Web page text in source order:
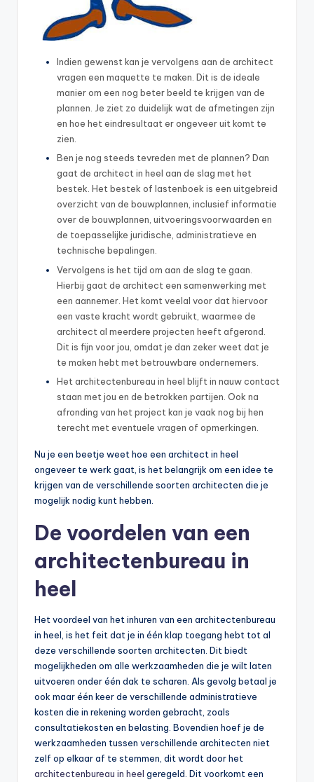
Indien gewenst kan je vervolgens aan de architect
vragen een maquette te maken. Dit is de ideale
manier om een nog beter beeld te krijgen van de
plannen. Je ziet zo duidelijk wat de afmetingen zijn
en hoe het eindresultaat er ongeveer uit komt te
zien.
Ben je nog steeds tevreden met de plannen? Dan
gaat de architect in heel aan de slag met het
bestek. Het bestek of lastenboek is een uitgebreid
overzicht van de bouwplannen, inclusief informatie
over de bouwplannen, uitvoeringsvoorwaarden en
de toepasselijke juridische, administratieve en
technische bepalingen.
Vervolgens is het tijd om aan de slag te gaan.
Hierbij gaat de architect een samenwerking met
een aannemer. Het komt veelal voor dat hiervoor
een vaste kracht wordt gebruikt, waarmee de
architect al meerdere projecten heeft afgerond.
Dit is fijn voor jou, omdat je dan zeker weet dat je
te maken hebt met betrouwbare ondernemers.
Het architectenbureau in heel blijft in nauw contact
staan met jou en de betrokken partijen. Ook na
afronding van het project kan je vaak nog bij hen
terecht met eventuele vragen of opmerkingen.
Nu je een beetje weet hoe een architect in heel
ongeveer te werk gaat, is het belangrijk om een idee te
krijgen van de verschillende soorten architecten die je
mogelijk nodig kunt hebben.
De voordelen van een
architectenbureau in
heel
Het voordeel van het inhuren van een architectenbureau
in heel, is het feit dat je in één klap toegang hebt tot al
deze verschillende soorten architecten. Dit biedt
mogelijkheden om alle werkzaamheden die je wilt laten
uitvoeren onder één dak te scharen. Als gevolg betaal je
ook maar één keer de verschillende administratieve
kosten die in rekening worden gebracht, zoals
consultatiekosten en belasting. Bovendien hoef je de
werkzaamheden tussen verschillende architecten niet
zelf op elkaar af te stemmen, dit wordt door het
architectenbureau in heel geregeld. Dit voorkomt een